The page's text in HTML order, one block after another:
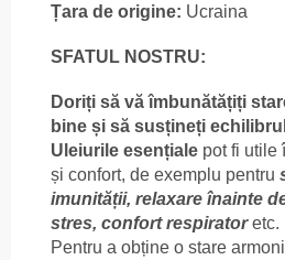
Țara de origine: Ucraina
SFATUL NOSTRU:
Doriți să vă îmbunătățiți
bine și să susțineți
Uleiurile esențiale pot fi utile
și confort, de exemplu pentru
imunității, relaxare înainte
stres, confort respiratoretc.
Pentru a obține o stare